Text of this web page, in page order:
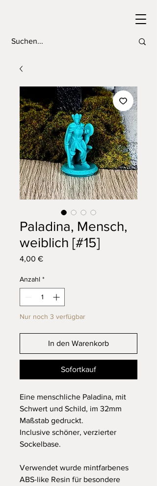
Paladina, Mensch,
weiblich [#15]
4,00 €Preis
Anzahl *
Nur noch 3 verfügbar
In den Warenkorb
Sofortkauf
Eine menschliche Paladina, mit
Schwert und Schild, im 32mm
Maßstab gedruckt.
Inclusive schöner, verzierter
Sockelbase.
Verwendet wurde mintfarbenes
ABS-like Resin für besondere